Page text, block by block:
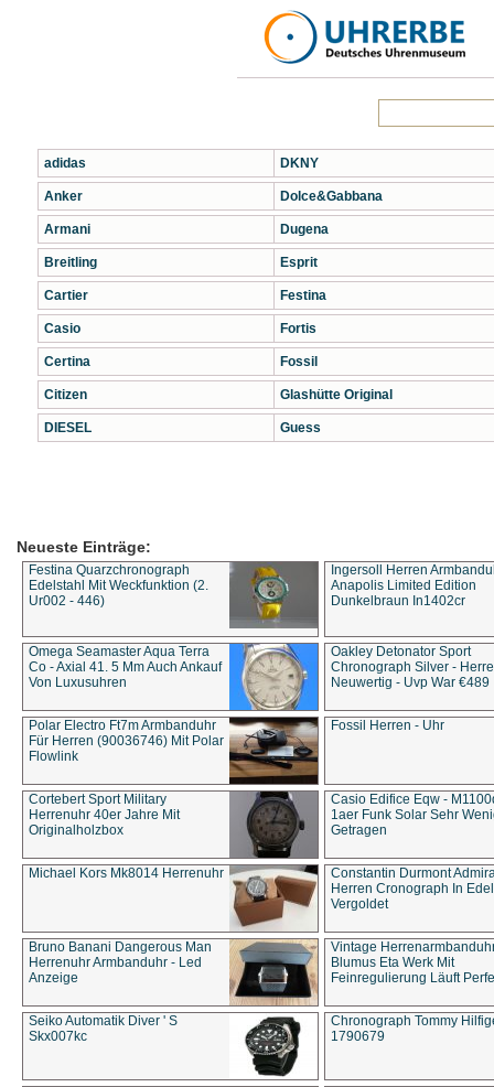
adidas
Anker
Armani
Breitling
Cartier
Casio
Certina
Citizen
DIESEL
DKNY
Dolce&Gabbana
Dugena
Esprit
Festina
Fortis
Fossil
Glashütte Original
Guess
Neueste Einträge:
Festina Quarzchronograph
Edelstahl Mit Weckfunktion (2.
Ur002 - 446)
Ingersoll Herren
Anapolis Limited Edition
Dunkelbraun In1402cr
Omega Seamaster Aqua Terra
Co - Axial 41. 5 Mm Auch Ankauf
Von Luxusuhren
Oakley Detonator Sport
Chronograph Silver -
Neuwertig - Uvp War €489
Polar Electro Ft7m Armbanduhr
Für Herren (90036746) Mit Polar
Flowlink
Fossil Herren - Uhr
Cortebert Sport Military
Herrenuhr 40er Jahre Mit
Originalholzbox
Casio Edifice Eqw -
1aer Funk Solar Sehr
Getragen
Michael Kors Mk8014 Herrenuhr
Constantin Durmont
Herren Cronograph In
Vergoldet
Bruno Banani Dangerous Man
Herrenuhr Armbanduhr - Led
Anzeige
Vintage
Blumus Eta Werk Mit
Feinregulierung Läuft
Seiko Automatik Diver ' S
Skx007kc
Chronograph Tommy
1790679